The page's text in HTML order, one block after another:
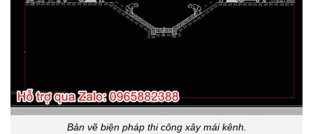
Bản vẽ biện pháp thi công xây mái kênh.